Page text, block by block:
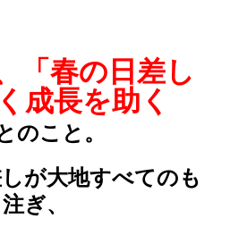
「春の日差し
成長を助く
のこと。
が大地すべてのも
ぎ、